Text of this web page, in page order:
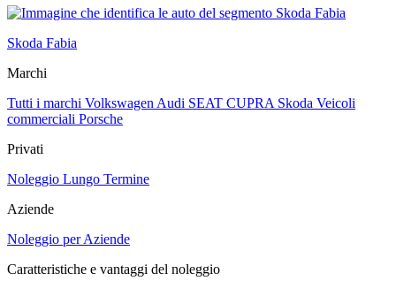
Skoda Fabia
Marchi
Tutti i marchi Volkswagen Audi SEAT CUPRA Skoda Veicoli
commerciali Porsche
Privati
Noleggio Lungo Termine
Aziende
Noleggio per Aziende
Caratteristiche e vantaggi del noleggio